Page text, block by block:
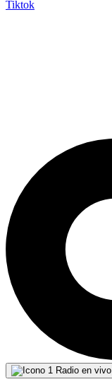
Tiktok
Radio en vivo